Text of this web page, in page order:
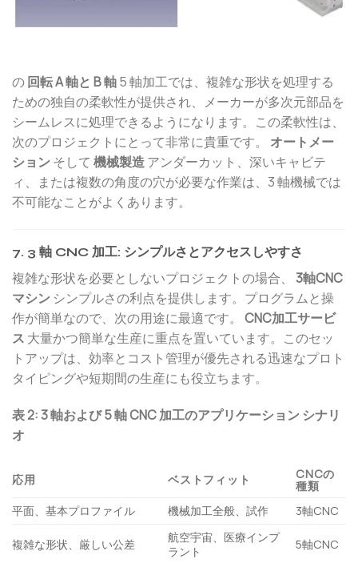
の回転 A 軸と B 軸5 軸加工では、複雑な形状を処理する
ための独自の柔軟性が提供され、メーカーが多次元部品を
シームレスに処理できるようになります。この柔軟性は、
次のプロジェクトにとって非常に貴重です。 オートメー
ション そして 機械製造アンダーカット、深いキャビテ
ィ、または複数の角度の穴が必要な作業は、3 軸機械では
不可能なことがよくあります。
7. 3 軸 CNC 加工: シンプルさとアクセスしやすさ
複雑な形状を必要としないプロジェクトの場合、 3軸CNC
マシン シンプルさの利点を提供します。プログラムと操
作が簡単なので、次の用途に最適です。 CNC加工サービ
ス 大量かつ簡単な生産に重点を置いています。このセッ
トアップは、効率とコスト管理が優先される迅速なプロト
タイピングや短期間の生産にも役立ちます。
表 2: 3 軸および 5 軸 CNC 加工のアプリケーション シナリ
オ
応用 ベストフィット CNCの
種類
平面、基本プロファイル
機械加工全般、試作 3軸CNC
複雑な形状、厳しい公差
航空宇宙、医療インプ
ラント
5軸CNC